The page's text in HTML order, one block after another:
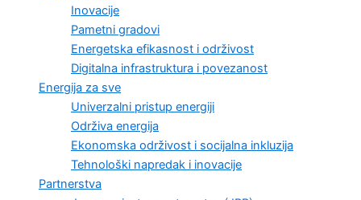
Inovacije
Pametni gradovi
Energetska efikasnost i održivost
Digitalna infrastruktura i povezanost
Energija za sve
Univerzalni pristup energiji
Održiva energija
Ekonomska održivost i socijalna inkluzija
Tehnološki napredak i inovacije
Partnerstva